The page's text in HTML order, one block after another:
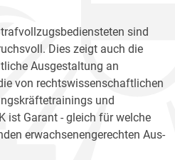
sind
Dies zeigt auch die
Ausgestaltung an
von rechtswissenschaftlichen
und
ist Garant - gleich für welche
erwachsenengerechten Aus-